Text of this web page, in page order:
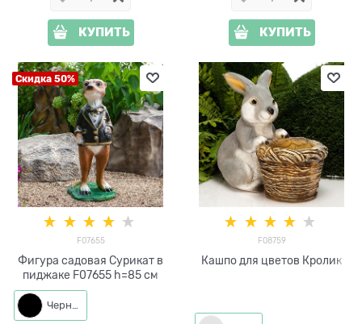
КУПИТЬ КУПИТЬ
Скидка 50%
F07655
Фигура садовая Сурикат в
пиджаке F07655 h=85 см
Черный
F08759
Кашпо для цветов Кролик